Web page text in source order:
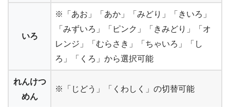
いろ
※「あお」「あか」「みどり」「きいろ」
「みずいろ」「ピンク」「きみどり」「オ
レンジ」「むらさき」「ちゃいろ」「し
ろ」「くろ」から選択可能
れんけつ
めん
※「じどう」「くわしく」の切替可能